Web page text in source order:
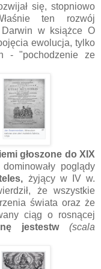
się, stopniowo
ten rozwój
w książce O
ewolucja, tylko
- "pochodzenie ze
głoszone do XIX
poglądy
żyjący w IV w.
że wszystkie
świata oraz że
ciąg o rosnącej
jestestw
(scala